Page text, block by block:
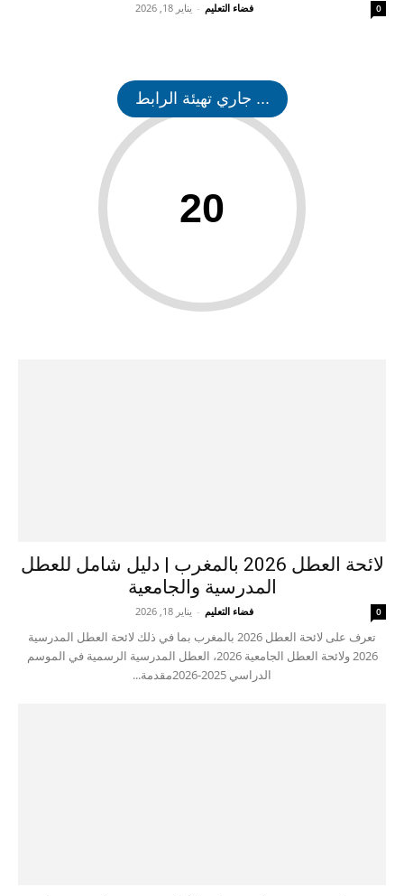
فضاء التعليم - يناير 18, 2026 0
... جاري تهيئة الرابط
20
لائحة العطل 2026 بالمغرب | دليل شامل للعطل
المدرسية والجامعية
فضاء التعليم - يناير 18, 2026 0
تعرف على لائحة العطل 2026 بالمغرب بما في ذلك لائحة العطل المدرسية
2026 ولائحة العطل الجامعية 2026، العطل المدرسية الرسمية في الموسم
الدراسي 2025-2026مقدمة...